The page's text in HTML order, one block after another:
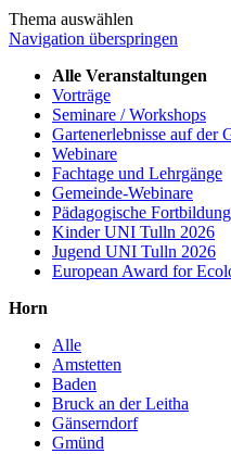
Thema auswählen
Navigation überspringen
Alle Veranstaltungen
Vorträge
Seminare / Workshops
Gartenerlebnisse auf
Webinare
Fachtage und Lehrgänge
Gemeinde-Webinare
Pädagogische
Kinder UNI Tulln 2026
Jugend UNI Tulln 2026
European Award for
Horn
Alle
Amstetten
Baden
Bruck an der Leitha
Gänserndorf
Gmünd